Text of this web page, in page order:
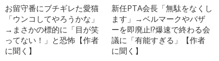
お留守番にブチギレた愛猫
「ウンコしてやろうかな」
→まさかの標的に「目が笑
ってない！」と恐怖【作者
に聞く】
新任PTA会長「無駄をなくし
ます」→ベルマークやバザ
ーを即廃止!?爆速で終わる会
議に「有能すぎる」【作者
に聞く】